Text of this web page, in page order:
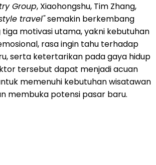
Group, Xiaohongshu, Tim Zhang,
travel"semakin berkembang
motivasi utama, yakni kebutuhan
rasa ingin tahu terhadap
serta ketertarikan pada gaya hidup
tersebut dapat menjadi acuan
memenuhi kebutuhan wisatawan
membuka potensi pasar baru.